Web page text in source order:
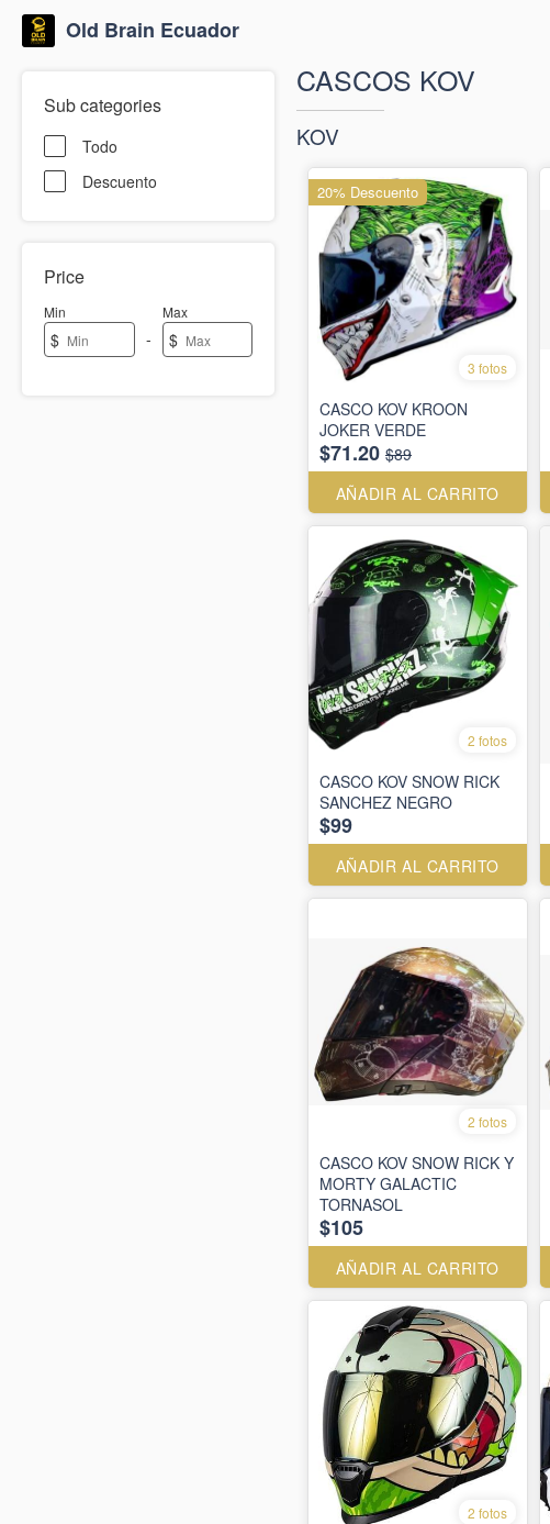
Old Brain Ecuador
Sub categories
Todo
Descuento
Price
Min
$ -
Max
$
CASCOS KOV
KOV
3 fotos
CASCO KOV KROON
JOKER VERDE
$71.20 $89
AÑADIR AL CARRITO
20% Descuento
2 fotos
CASCO KOV SNOW RICK
SANCHEZ NEGRO
$99
AÑADIR AL CARRITO
2 fotos
CASCO KOV SNOW RICK Y
MORTY GALACTIC
TORNASOL
$105
AÑADIR AL CARRITO
2 fotos